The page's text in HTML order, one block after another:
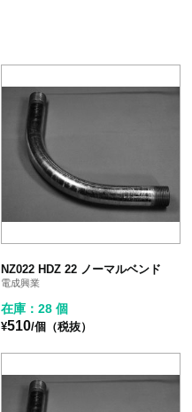
NZ022 HDZ 22 ノーマルベンド
電成興業
在庫：28 個
¥510/個（税抜）